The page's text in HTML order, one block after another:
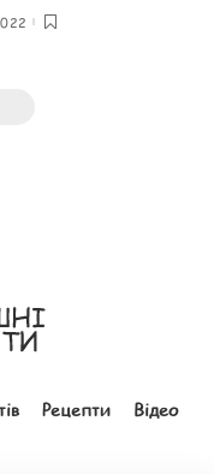
Рецепти
Відео